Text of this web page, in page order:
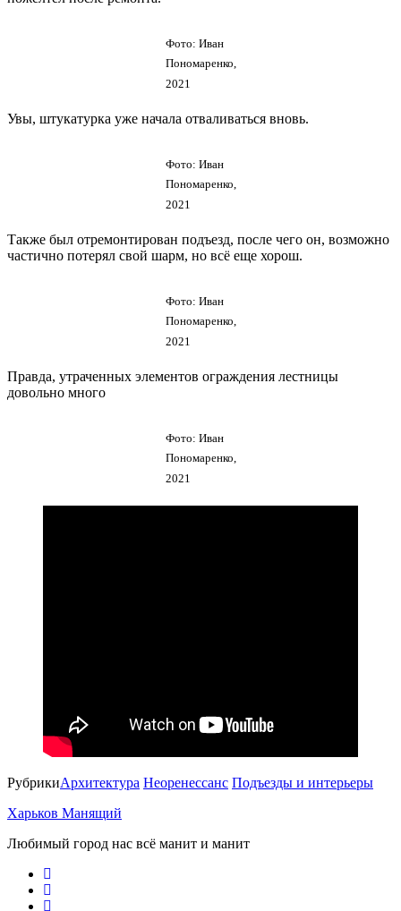
Фото: Иван
Пономаренко,
2021
Увы, штукатурка уже начала отваливаться вновь.
Фото: Иван
Пономаренко,
2021
Также был отремонтирован подъезд, после чего он, возможно
частично потерял свой шарм, но всё еще хорош.
Фото: Иван
Пономаренко,
2021
Правда, утраченных элементов ограждения лестницы
довольно много
Фото: Иван
Пономаренко,
2021
РубрикиАрхитектура Неоренессанс Подъезды и интерьеры
Харьков Манящий
Любимый город нас всё манит и манит